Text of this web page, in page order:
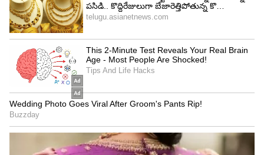
పాలయ్యారు. బీఆర్ఎస్ అభ్యర్థి కొత్త ప్రభాకర్ రెడ్డి చేతిలో
ఘోర పరాజయం పొందారు. అయితే.. రఘునందన్ రావు ఏ
మాత్రం కుంగిపోలేదు. నిత్యం తన పార్టీకి, క్యాడర్ కు
అందుబాటులో ఉంటూ.. ప్రజా సమస్యలపై పోరాటం
చేస్తున్నారు. 2024 సార్వత్రిక ఎన్నికల్లో భాగంగా మెదక్
పార్లమెంట్ అభ్యర్థిగా రఘునందన్ రావుకు బీజేపీ టిక్కెట్
ఇచ్చి మరో అవకాశాన్ని అందించింది. ఈ ఎన్నికల్లో గెలుపు
వరిస్తుందో వేచి చూడాలి.